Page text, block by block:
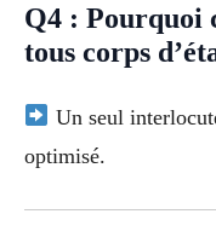
Q4 : Pourquoi
tous corps
Un seul
optimisé.